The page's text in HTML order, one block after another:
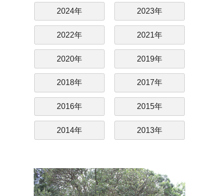
2024年 2023年
2022年 2021年
2020年 2019年
2018年 2017年
2016年 2015年
2014年 2013年